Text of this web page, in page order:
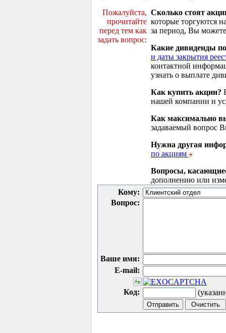
Пожалуйста,
прочитайте
перед тем как
задать вопрос:
Сколько стоят
которые торгуются
за период, Вы
Какие дивиденды
и даты закрытия
контактной
узнать о выплате
Как купить акции?
нашей компании и
Как максимально
задаваемый вопрос
Нужна другая
по акциям
Вопросы,
дополнению или
Кому:
Вопрос:
Ваше имя:
E-mail:
Код: